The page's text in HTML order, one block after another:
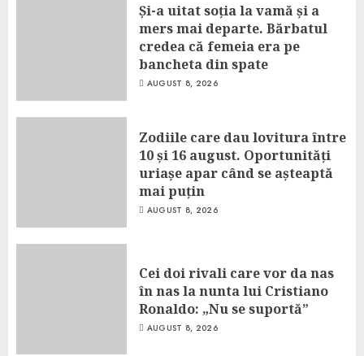
Și-a uitat soția la vamă și a
mers mai departe. Bărbatul
credea că femeia era pe
bancheta din spate
AUGUST 8, 2026
Zodiile care dau lovitura între
10 și 16 august. Oportunități
uriașe apar când se așteaptă
mai puțin
AUGUST 8, 2026
Cei doi rivali care vor da nas
în nas la nunta lui Cristiano
Ronaldo: „Nu se suportă”
AUGUST 8, 2026